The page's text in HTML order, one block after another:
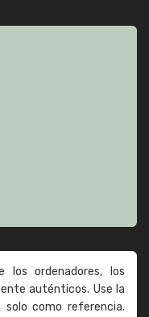
los ordenadores, los
auténticos. Use la
como referencia.